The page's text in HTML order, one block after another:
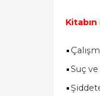
Kitabın
Suç